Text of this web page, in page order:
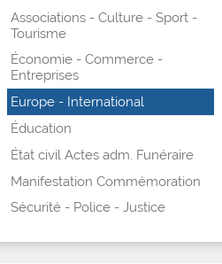
Associations - Culture - Sport -
Tourisme
Économie - Commerce -
Entreprises
Europe - International
Éducation
État civil Actes adm. Funéraire
Manifestation Commémoration
Sécurité - Police - Justice